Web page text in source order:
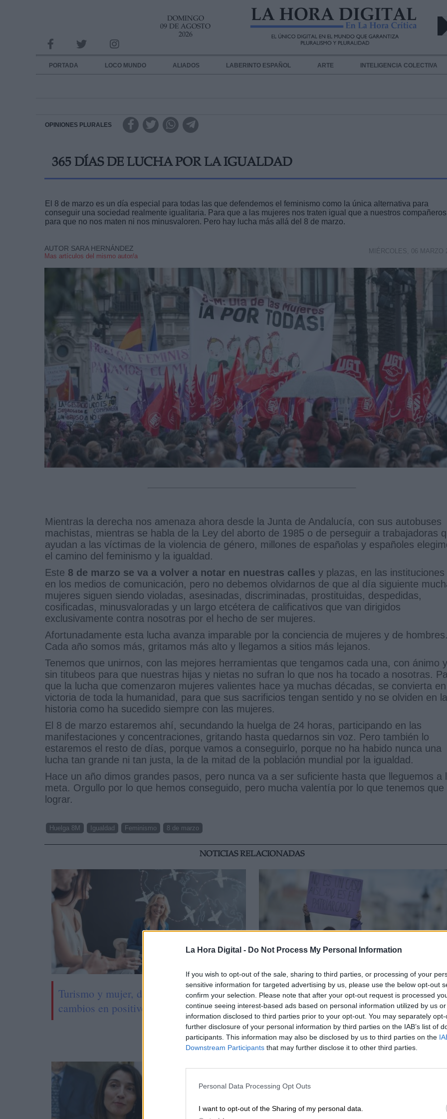
La Hora Digital - Do Not Process My Personal Information
If you wish to opt-out of the sale, sharing to third parties, or processing of your
sensitive information for targeted advertising by us, please use the below opt-out
confirm your selection. Please note that after your opt-out request is processed
continue seeing interest-based ads based on personal information utilized by us
information disclosed to third parties prior to your opt-out. You may separately
further disclosure of your personal information by third parties on the IAB’s list of
participants. This information may also be disclosed by us to third parties on the
Downstream Participants that may further disclose it to other third parties.
Personal Data Processing Opt Outs
I want to opt-out of the Sharing of my personal data.
DOMINGO
09 DE AGOSTO
2026
PORTADA LOCO MUNDO ALIADOS LABERINTO ESPAÑOL ARTE INTELIGENCIA COLECTIVA
OPINIONES PLURALES
365 DÍAS DE LUCHA POR LA IGUALDAD
El 8 de marzo es un día especial para todas las que defendemos el feminismo como la única alternativa para
conseguir una sociedad realmente igualitaria. Para que a las mujeres nos traten igual que a nuestros
para que no nos maten ni nos minusvaloren. Pero hay lucha más allá del 8 de marzo.
AUTOR SARA HERNÁNDEZ
Mas artículos del mismo autor/a
MIÉRCOLES, 06 MARZO
Mientras la derecha nos amenaza ahora desde la Junta de Andalucía, con sus autobuses
machistas, mientras se habla de la Ley del aborto de 1985 o de perseguir a trabajadoras
ayudan a las víctimas de la violencia de género, millones de españolas y españoles
el camino del feminismo y la igualdad.
Este 8 de marzo se va a volver a notar en nuestras calles y plazas, en las instituciones
en los medios de comunicación, pero no debemos olvidarnos de que al día siguiente
mujeres siguen siendo violadas, asesinadas, discriminadas, prostituidas, despedidas,
cosificadas, minusvaloradas y un largo etcétera de calificativos que van dirigidos
exclusivamente contra nosotras por el hecho de ser mujeres.
Afortunadamente esta lucha avanza imparable por la conciencia de mujeres y de hombres.
Cada año somos más, gritamos más alto y llegamos a sitios más lejanos.
Tenemos que unirnos, con las mejores herramientas que tengamos cada una, con ánimo y
sin titubeos para que nuestras hijas y nietas no sufran lo que nos ha tocado a nosotras.
que la lucha que comenzaron mujeres valientes hace ya muchas décadas, se convierta
victoria de toda la humanidad, para que sus sacrificios tengan sentido y no se olviden en la
historia como ha sucedido siempre con las mujeres.
El 8 de marzo estaremos ahí, secundando la huelga de 24 horas, participando en las
manifestaciones y concentraciones, gritando hasta quedarnos sin voz. Pero también lo
estaremos el resto de días, porque vamos a conseguirlo, porque no ha habido nunca una
lucha tan grande ni tan justa, la de la mitad de la población mundial por la igualdad.
Hace un año dimos grandes pasos, pero nunca va a ser suficiente hasta que lleguemos a
meta. Orgullo por lo que hemos conseguido, pero mucha valentía por lo que tenemos que
lograr.
Huelga 8M Igualdad Feminismo 8 de marzo
NOTICIAS RELACIONADAS
Turismo y mujer, dos palancas de
cambios en positivo
Siguen las agresiones sexuales a las
mujeres mientras el ministerio de
Igualdad se distrae con conceptos
distorsionantes
INFORMACION SOBRE LA PROTECCIÓN DE TUS DATOS
Responsable:
Destinatarios:
link
Información adicional
link